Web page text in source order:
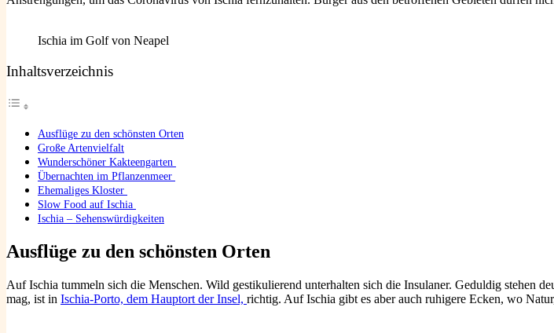
Ischia im Golf von Neapel
Inhaltsverzeichnis
Ausflüge zu den schönsten Orten
Große Artenvielfalt
Wunderschöner Kakteengarten
Übernachten im Pflanzenmeer
Ehemaliges Kloster
Slow Food auf Ischia
Ischia – Sehenswürdigkeiten
Ausflüge zu den schönsten Orten
Auf Ischia tummeln sich die Menschen. Wild gestikulierend unterhalten sich die Insulaner. Geduldig stehen
mag, ist in Ischia-Porto, dem Hauptort der Insel, richtig. Auf Ischia gibt es aber auch ruhigere Ecken, wo